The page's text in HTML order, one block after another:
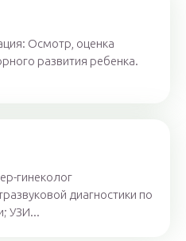
Осмотр, оценка
развития ребенка.
гинеколог
диагностики по
УЗИ...